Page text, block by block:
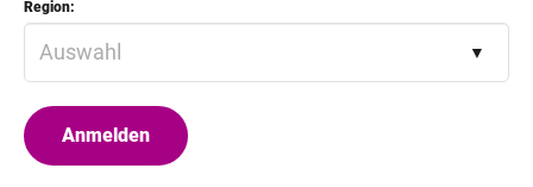
Region: